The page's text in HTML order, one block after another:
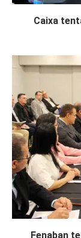
Caixa
Fenaban